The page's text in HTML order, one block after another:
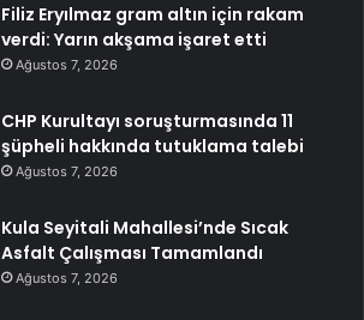
Filiz Eryılmaz gram altın için rakam
verdi: Yarın akşama işaret etti
Ağustos 7, 2026
CHP Kurultayı soruşturmasında 11
şüpheli hakkında tutuklama talebi
Ağustos 7, 2026
Kula Seyitali Mahallesi’nde Sıcak
Asfalt Çalışması Tamamlandı
Ağustos 7, 2026